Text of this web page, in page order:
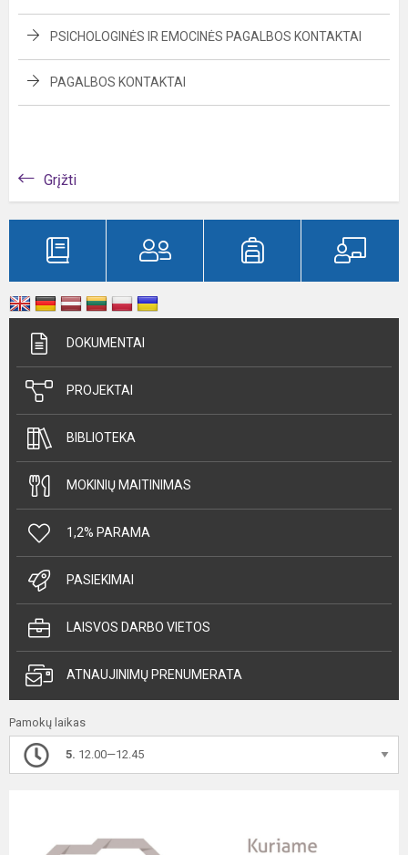
PSICHOLOGINĖS IR EMOCINĖS PAGALBOS KONTAKTAI
PAGALBOS KONTAKTAI
Grįžti
DOKUMENTAI
PROJEKTAI
BIBLIOTEKA
MOKINIŲ MAITINIMAS
1,2% PARAMA
PASIEKIMAI
LAISVOS DARBO VIETOS
ATNAUJINIMŲ PRENUMERATA
Pamokų laikas
5. 12.00—12.45